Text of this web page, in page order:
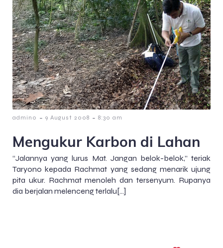
admin0 - 9 August 2008 - 8:30 am
Mengukur Karbon di Lahan
“Jalannya yang lurus Mat. Jangan belok-belok,” teriak
Taryono kepada Rachmat yang sedang menarik ujung
pita ukur. Rachmat menoleh dan tersenyum. Rupanya
dia berjalan melenceng terlalu[…]